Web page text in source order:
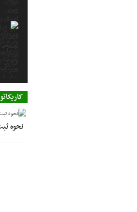
نحوه